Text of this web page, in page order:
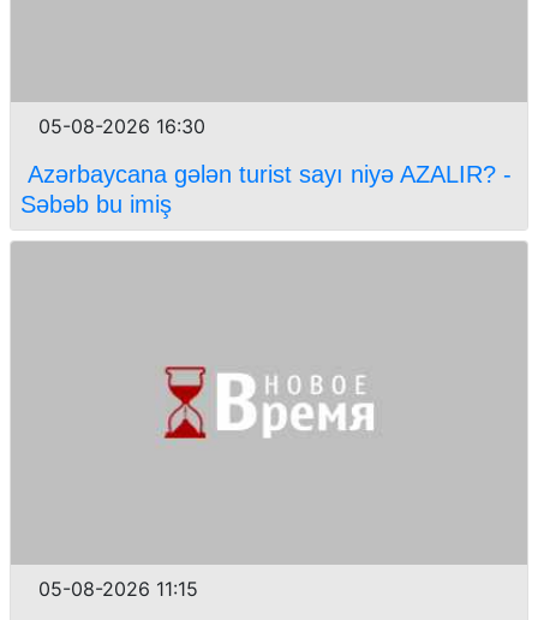
05-08-2026 16:30
Azərbaycana gələn turist sayı niyə AZALIR? -
Səbəb bu imiş
05-08-2026 11:15